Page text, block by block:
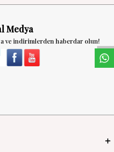
WhasappDesteHatt
Medya
ve indirimlerden haberdar olun!